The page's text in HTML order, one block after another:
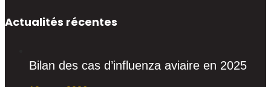
Actualités récentes
Bilan des cas d’influenza aviaire en 2025